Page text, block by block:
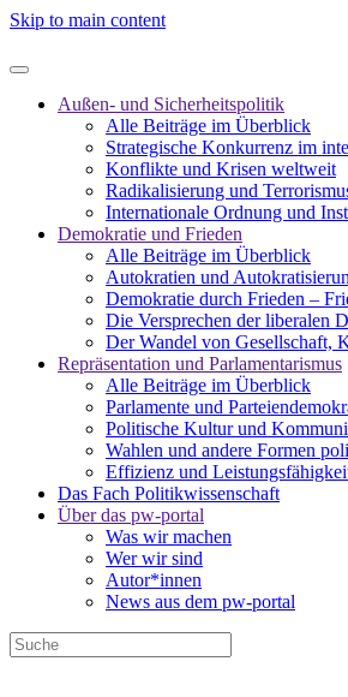
Skip to main content
Außen- und Sicherheitspolitik
Alle Beiträge im Überblick
Strategische Konkurrenz im
Konflikte und Krisen weltweit
Radikalisierung und
Internationale Ordnung und
Demokratie und Frieden
Alle Beiträge im Überblick
Autokratien und
Demokratie durch Frieden –
Die Versprechen der liberalen
Der Wandel von Gesellschaft,
Repräsentation und Parlamentarismus
Alle Beiträge im Überblick
Parlamente und
Politische Kultur und
Wahlen und andere Formen
Effizienz und
Das Fach Politikwissenschaft
Über das pw-portal
Was wir machen
Wer wir sind
Autor*innen
News aus dem pw-portal